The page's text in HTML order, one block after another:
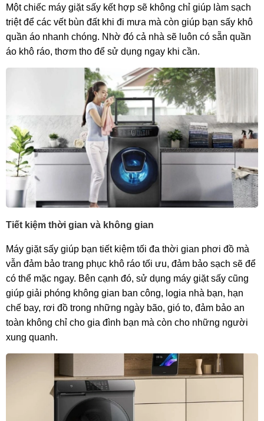
Một chiếc máy giặt sấy kết hợp sẽ không chỉ giúp làm sạch
triệt để các vết bùn đất khi đi mưa mà còn giúp bạn sấy khô
quần áo nhanh chóng. Nhờ đó cả nhà sẽ luôn có sẵn quần
áo khô ráo, thơm tho để sử dụng ngay khi cần.
Tiết kiệm thời gian và không gian
Máy giặt sấy giúp bạn tiết kiệm tối đa thời gian phơi đồ mà
vẫn đảm bảo trang phục khô ráo tối ưu, đảm bảo sạch sẽ để
có thể mặc ngay. Bên cạnh đó, sử dụng máy giặt sấy cũng
giúp giải phóng không gian ban công, logia nhà bạn, hạn
chế bay, rơi đồ trong những ngày bão, gió to, đảm bảo an
toàn không chỉ cho gia đình bạn mà còn cho những người
xung quanh.